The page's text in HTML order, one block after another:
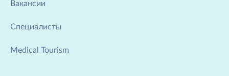
Вакансии
Специалисты
Medical Tourism